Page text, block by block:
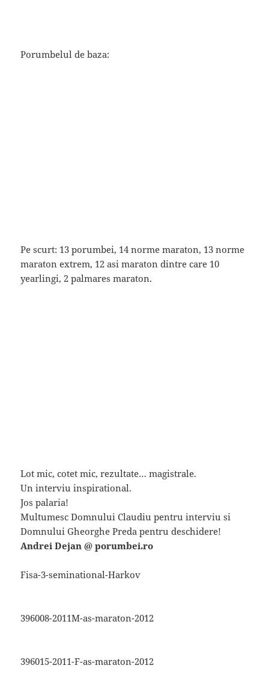
Porumbelul de baza:
Pe scurt: 13 porumbei, 14 norme maraton, 13 norme
maraton extrem, 12 asi maraton dintre care 10
yearlingi, 2 palmares maraton.
Lot mic, cotet mic, rezultate… magistrale.
Un interviu inspirational.
Jos palaria!
Multumesc Domnului Claudiu pentru interviu si
Domnului Gheorghe Preda pentru deschidere!
Andrei Dejan @ porumbei.ro
Fisa-3-seminational-Harkov
396008-2011M-as-maraton-2012
396015-2011-F-as-maraton-2012